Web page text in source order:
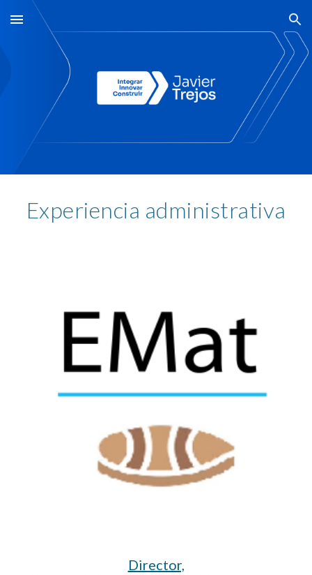
Skip to main content Skip to navigation
Experiencia administrativa
Director,